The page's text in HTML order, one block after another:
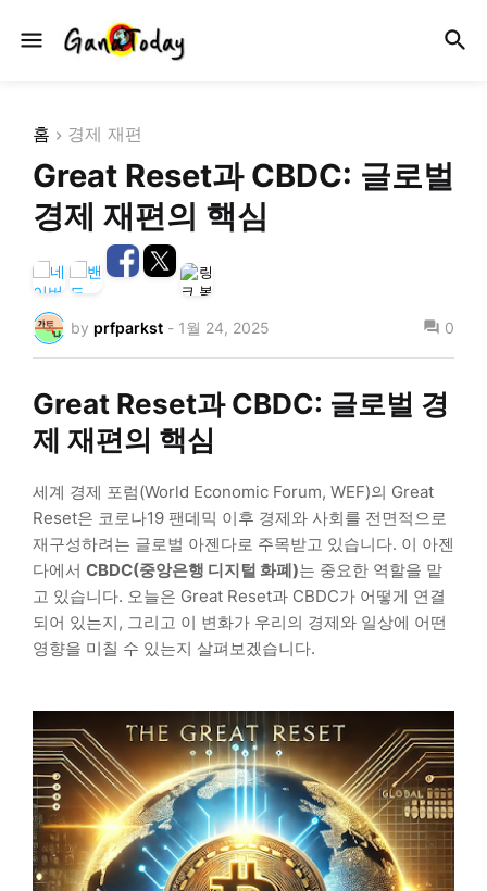
홈 경제 재편
Great Reset과 CBDC: 글로벌
경제 재편의 핵심
by prfparkst - 1월 24, 2025 0
Great Reset과 CBDC: 글로벌 경
제 재편의 핵심
세계 경제 포럼(World Economic Forum, WEF)의 Great
Reset은 코로나19 팬데믹 이후 경제와 사회를 전면적으로
재구성하려는 글로벌 아젠다로 주목받고 있습니다. 이 아젠
다에서 CBDC(중앙은행 디지털 화폐)는 중요한 역할을 맡
고 있습니다. 오늘은 Great Reset과 CBDC가 어떻게 연결
되어 있는지, 그리고 이 변화가 우리의 경제와 일상에 어떤
영향을 미칠 수 있는지 살펴보겠습니다.